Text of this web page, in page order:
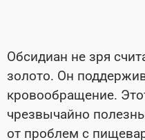
Обсидиан не зря
золото. Он
кровообращение.
чрезвычайно
от проблем с